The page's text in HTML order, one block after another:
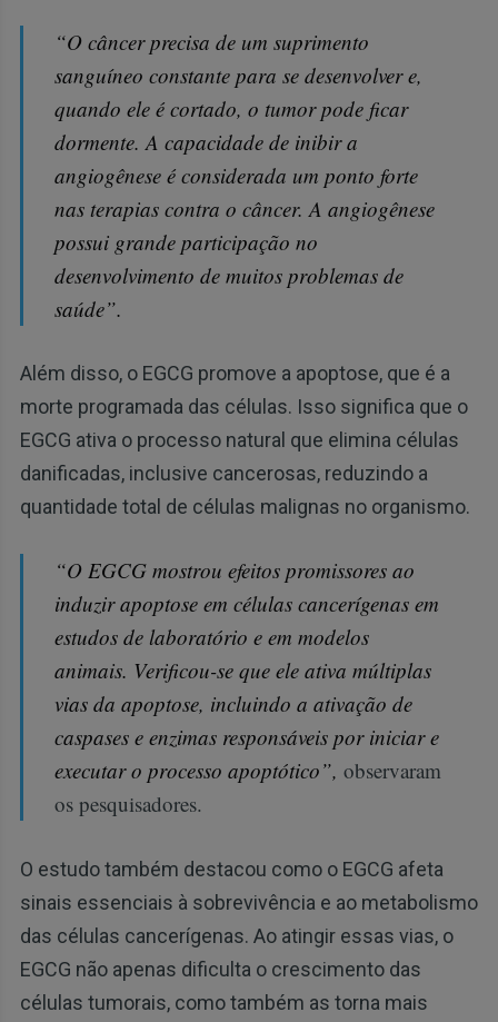
“O câncer precisa de um suprimento
sanguíneo constante para se desenvolver e,
quando ele é cortado, o tumor pode ficar
dormente. A capacidade de inibir a
angiogênese é considerada um ponto forte
nas terapias contra o câncer. A angiogênese
possui grande participação no
desenvolvimento de muitos problemas de
saúde”.
Além disso, o EGCG promove a apoptose, que é a
morte programada das células. Isso significa que o
EGCG ativa o processo natural que elimina células
danificadas, inclusive cancerosas, reduzindo a
quantidade total de células malignas no organismo.
“O EGCG mostrou efeitos promissores ao
induzir apoptose em células cancerígenas em
estudos de laboratório e em modelos
animais. Verificou-se que ele ativa múltiplas
vias da apoptose, incluindo a ativação de
caspases e enzimas responsáveis por iniciar e
executar o processo apoptótico”, observaram
os pesquisadores.
O estudo também destacou como o EGCG afeta
sinais essenciais à sobrevivência e ao metabolismo
das células cancerígenas. Ao atingir essas vias, o
EGCG não apenas dificulta o crescimento das
células tumorais, como também as torna mais